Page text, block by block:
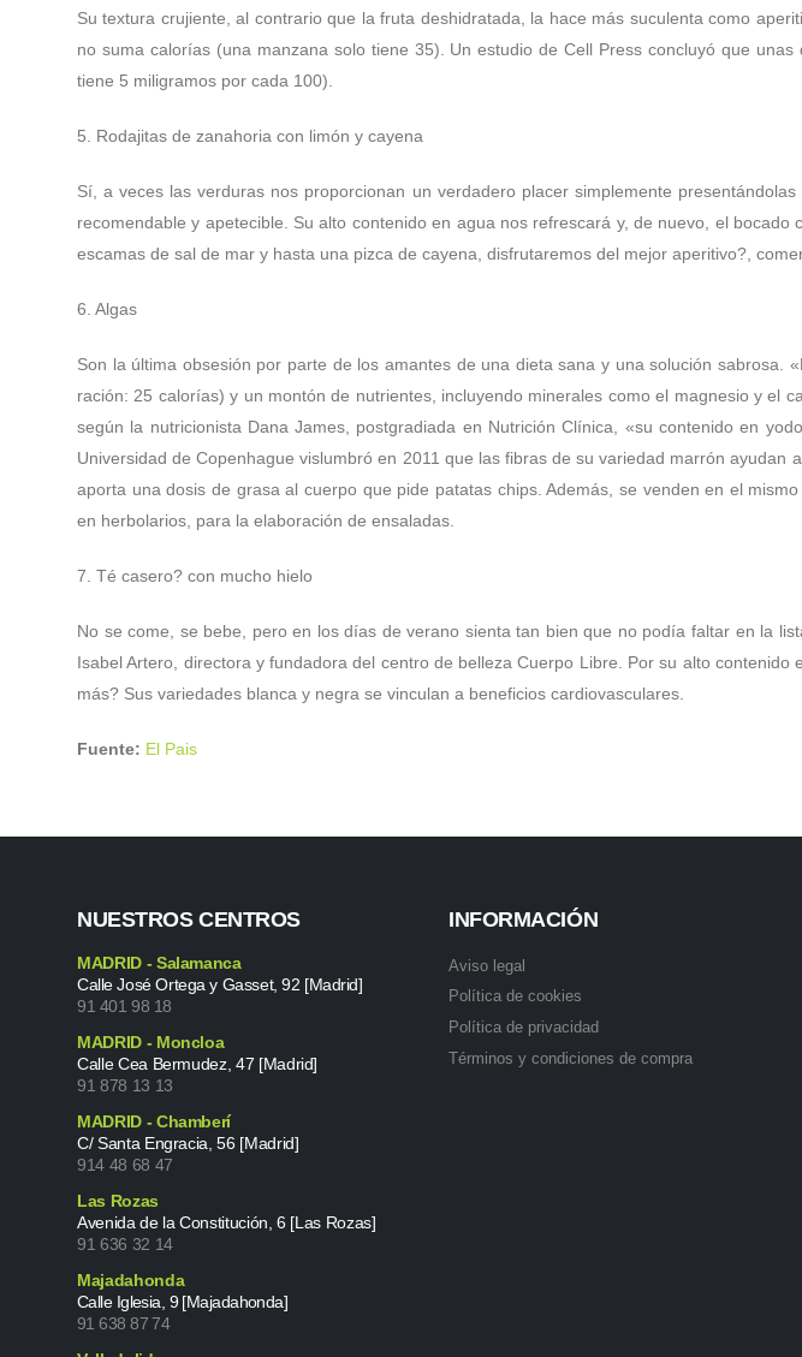
Su textura crujiente, al contrario que la fruta deshidratada, la hace más suculenta como
no suma calorías (una manzana solo tiene 35). Un estudio de Cell Press concluyó que
tiene 5 miligramos por cada 100).
5. Rodajitas de zanahoria con limón y cayena
Sí, a veces las verduras nos proporcionan un verdadero placer simplemente
recomendable y apetecible. Su alto contenido en agua nos refrescará y, de nuevo, el
escamas de sal de mar y hasta una pizca de cayena, disfrutaremos del mejor aperitivo?,
6. Algas
Son la última obsesión por parte de los amantes de una dieta sana y una solución
ración: 25 calorías) y un montón de nutrientes, incluyendo minerales como el magnesio y el
según la nutricionista Dana James, postgradiada en Nutrición Clínica, «su contenido en
Universidad de Copenhague vislumbró en 2011 que las fibras de su variedad marrón
aporta una dosis de grasa al cuerpo que pide patatas chips. Además, se venden en el
en herbolarios, para la elaboración de ensaladas.
7. Té casero? con mucho hielo
No se come, se bebe, pero en los días de verano sienta tan bien que no podía faltar en la
Isabel Artero, directora y fundadora del centro de belleza Cuerpo Libre. Por su alto
más? Sus variedades blanca y negra se vinculan a beneficios cardiovasculares.
Fuente: El Pais
NUESTROS CENTROS
MADRID - Salamanca
Calle José Ortega y Gasset, 92 [Madrid]
91 401 98 18
MADRID - Moncloa
Calle Cea Bermudez, 47 [Madrid]
91 878 13 13
MADRID - Chamberí
C/ Santa Engracia, 56 [Madrid]
914 48 68 47
Las Rozas
Avenida de la Constitución, 6 [Las Rozas]
91 636 32 14
Majadahonda
Calle Iglesia, 9 [Majadahonda]
91 638 87 74
INFORMACIÓN
Aviso legal
Política de cookies
Política de privacidad
Términos y condiciones de compra